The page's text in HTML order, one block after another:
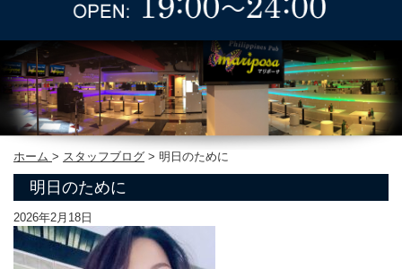
ホーム > スタッフブログ > 明日のために
明日のために
2026年2月18日